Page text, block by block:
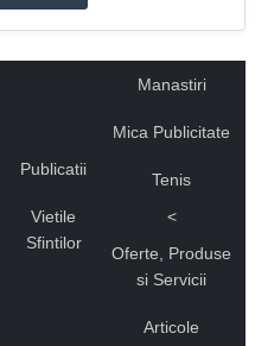
Publicatii
Vietile
Sfintilor
Manastiri
Mica Publicitate
Tenis
<
Oferte, Produse
si Servicii
Articole